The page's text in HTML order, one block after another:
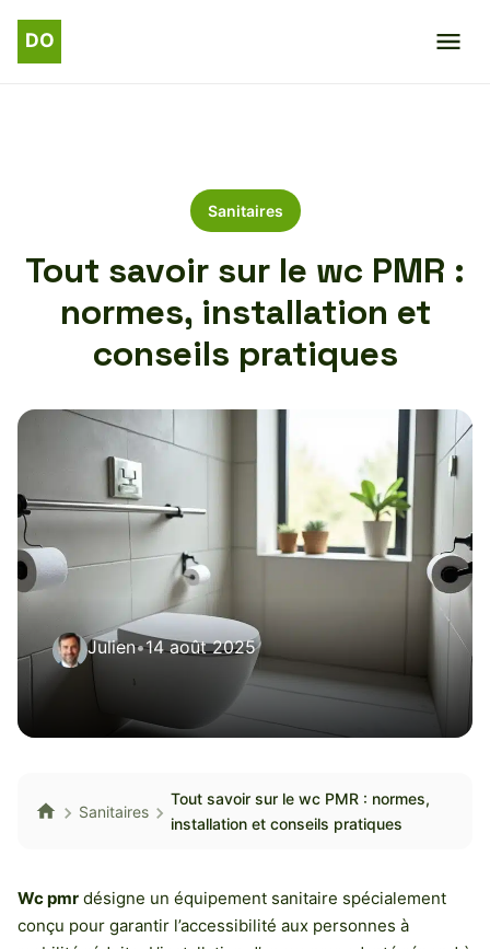
Sanitaires
Tout savoir sur le wc PMR :
normes, installation et
conseils pratiques
Julien•14 août 2025
Sanitaires
Tout savoir sur le wc PMR : normes,
installation et conseils pratiques
Wc pmr désigne un équipement sanitaire spécialement
conçu pour garantir l’accessibilité aux personnes à